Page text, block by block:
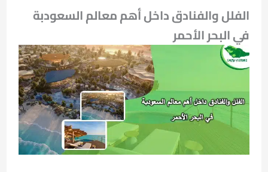
الفلل والفنادق داخل أهم معالم السعودبة
في البحر الأحمر